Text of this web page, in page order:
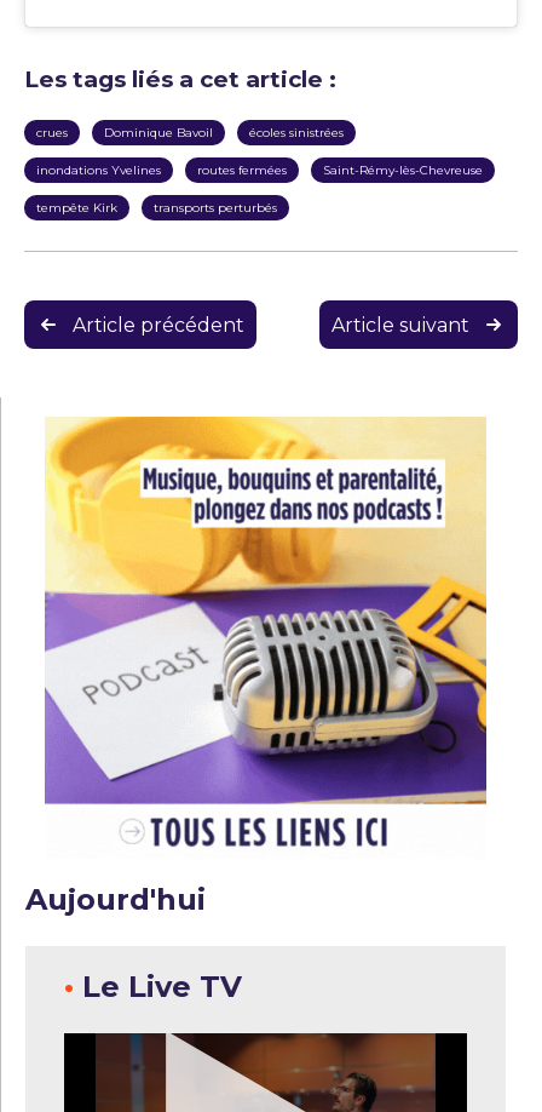
Les tags liés a cet article :
crues Dominique Bavoil écoles sinistrées
inondations Yvelines routes fermées Saint-Rémy-lès-Chevreuse
tempête Kirk transports perturbés
Navigation
de
Article précédent Article suivant
Aujourd'hui
• Le Live TV